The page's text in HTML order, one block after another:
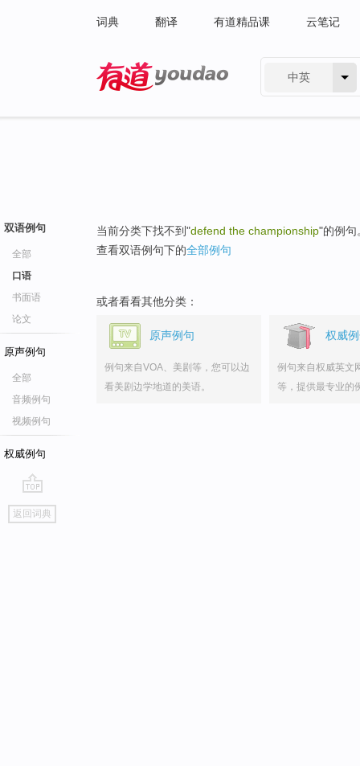
词典 翻译 有道精品课 云笔记
中英
双语例句
全部
口语
书面语
论文
原声例句
全部
音频例句
视频例句
权威例句
go
top
返回词典
当前分类下找不到"defend the championship"的例句
查看双语例句下的全部例句
或者看看其他分类：
原声例句
例句来自VOA、美剧等，您可以边
看美剧边学地道的美语。
权威
例句来自权威英文
等，提供最专业的